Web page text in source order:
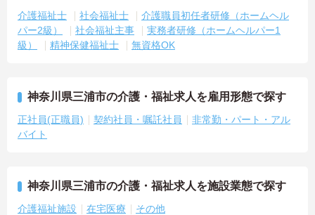
介護福祉士 社会福祉士
介護職員初任者研修（ホームヘル
パー2級）
社会福祉主事
実務者研修（ホームヘルパー1
級）
精神保健福祉士 無資格OK
神奈川県三浦市の介護・福祉求人を雇用形態で探す
正社員(正職員) 契約社員・嘱託社員
非常勤・パート・アル
バイト
神奈川県三浦市の介護・福祉求人を施設業態で探す
介護福祉施設 在宅医療 その他